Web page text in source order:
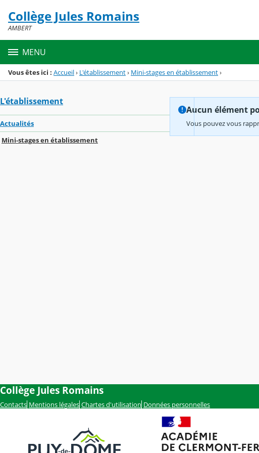
Menu de la rubrique
Contenu
Collège Jules Romains
AMBERT
MENU
Vous êtes ici : Accueil› L'établissement› Mini-stages en établissement›
L'établissement
Actualités
Mini-stages en établissement
Aucun élément
Vous pouvez vous
Collège Jules Romains
Contacts Mentions légales Chartes d'utilisation Données personnelles